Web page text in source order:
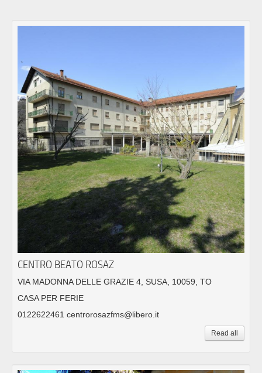
CENTRO BEATO ROSAZ
VIA MADONNA DELLE GRAZIE 4, SUSA, 10059, TO
CASA PER FERIE
0122622461 centrorosazfms@libero.it
Read all